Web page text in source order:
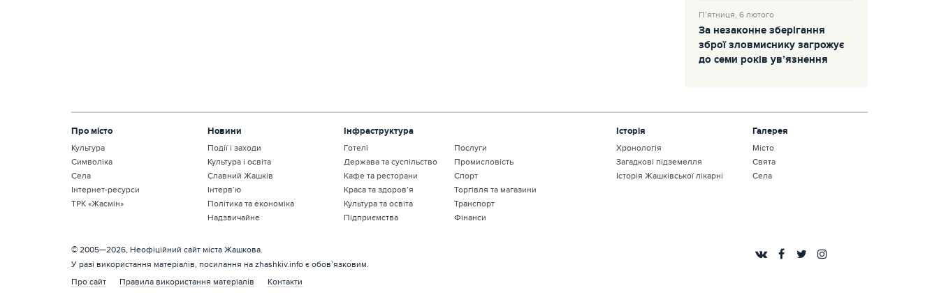
П’ятниця, 6 лютого
За незаконне зберігання
зброї зловмиснику загрожує
до семи років ув’язнення
Про місто
Культура
Символіка
Села
Інтернет-ресурси
ТРК «Жасмін»
Новини
Події і заходи
Культура і освіта
Славний Жашків
Інтерв’ю
Політика та економіка
Надзвичайне
Інфраструктура
Готелі
Держава та суспільство
Кафе та ресторани
Краса та здоров’я
Культура та освіта
Підприємства
Послуги
Промисловість
Спорт
Торгівля та магазини
Транспорт
Фінанси
Історія
Хронологія
Загадкові підземелля
Історія Жашківської лікарні
Галерея
Місто
Свята
Села
© 2005—2026, Неофіційний сайт міста Жашкова.
У разі використання матеріалів, посилання на zhashkiv.info є обов’язковим.
Про сайт
Правила використання матеріалів Контакти